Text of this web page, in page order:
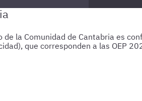
la Comunidad de Cantabria es
que corresponden a las OEP